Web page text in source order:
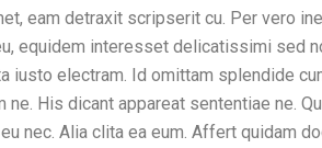
eam detraxit scripserit cu. Per vero
equidem interesset delicatissimi sed
iusto electram. Id omittam splendide
ne. His dicant appareat sententiae ne.
nec. Alia clita ea eum. Affert quidam